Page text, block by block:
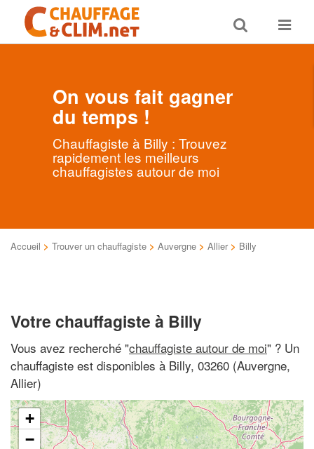
Toggle
search
Toggle
On vous fait gagner
du temps !
Chauffagiste à Billy : Trouvez
rapidement les meilleurs
chauffagistes autour de moi
Accueil > Trouver un chauffagiste > Auvergne > Allier > Billy
Votre chauffagiste à Billy
Vous avez recherché "chauffagiste autour de moi" ? Un
chauffagiste est disponibles à Billy, 03260 (Auvergne,
Allier)
+
−